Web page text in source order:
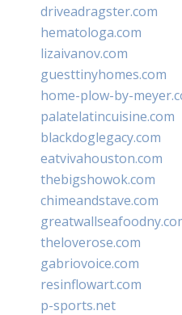
driveadragster.com
hematologa.com
lizaivanov.com
guesttinyhomes.com
home-plow-by-
palatelatincuisine.com
blackdoglegacy.com
eatvivahouston.com
thebigshowok.com
chimeandstave.com
theloverose.com
gabriovoice.com
resinflowart.com
p-sports.net